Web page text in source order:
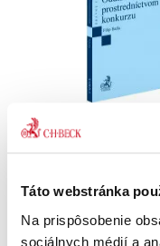
Táto webstránka
Na prispôsobenie
sociálnych médií a
17,00 € s DPH
„Posudzovaná
monograficky
oddlženia